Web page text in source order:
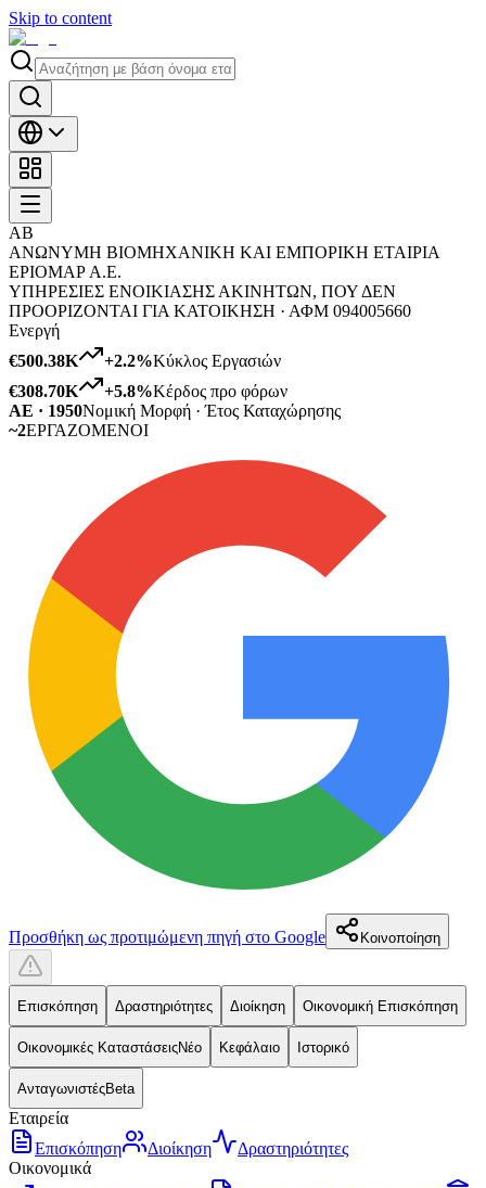
Skip to content
ΑΒ
ΑΝΩΝΥΜΗ ΒΙΟΜΗΧΑΝΙΚΗ ΚΑΙ ΕΜΠΟΡΙΚΗ ΕΤΑΙΡΙΑ
ΕΡΙΟΜΑΡ Α.Ε.
ΥΠΗΡΕΣΙΕΣ ΕΝΟΙΚΙΑΣΗΣ ΑΚΙΝΗΤΩΝ, ΠΟΥ ΔΕΝ
ΠΡΟΟΡΙΖΟΝΤΑΙ ΓΙΑ ΚΑΤΟΙΚΗΣΗ · ΑΦΜ 094005660
Ενεργή
€500.38K
+2.2%Κύκλος Εργασιών
€308.70K
+5.8%Κέρδος προ φόρων
ΑΕ · 1950Νομική Μορφή · Έτος Καταχώρησης
~2ΕΡΓΑΖΟΜΕΝΟΙ
Προσθήκη ως προτιμώμενη πηγή στο Google Κοινοποίηση
Επισκόπηση Δραστηριότητες Διοίκηση Οικονομική Επισκόπηση
Οικονομικές ΚαταστάσειςΝέο Κεφάλαιο Ιστορικό
ΑνταγωνιστέςBeta
Εταιρεία
Επισκόπηση
Διοίκηση
Δραστηριότητες
Οικονομικά